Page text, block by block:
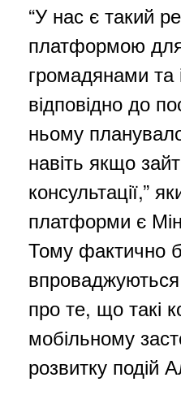
“У нас є такий
платформою для
громадянами та
відповідно до
ньому
навіть якщо
консультації,”
платформи є
Тому фактично
про те, що такі
мобільному
розвитку подій